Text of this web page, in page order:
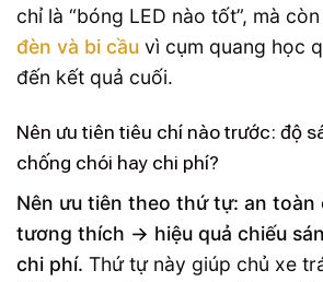
chỉ là “bóng LED nào tốt”, mà còn
đèn và bi cầu vì cụm quang học
đến kết quả cuối.
Nên ưu tiên tiêu chí nào trước: độ
chống chói hay chi phí?
Nên ưu tiên theo thứ tự: an
tương thích → hiệu quả chiếu
chi phí. Thứ tự này giúp chủ xe